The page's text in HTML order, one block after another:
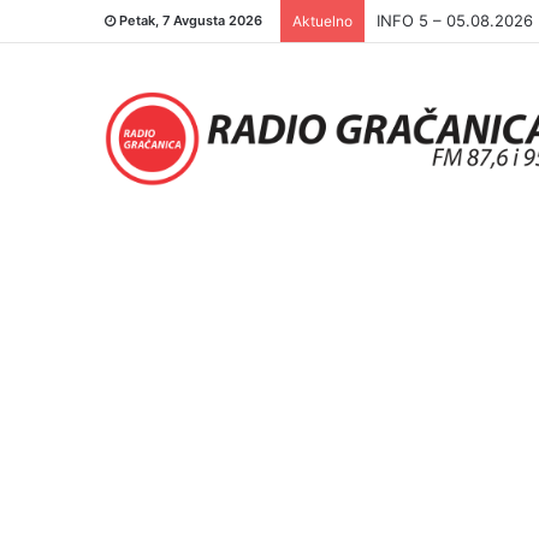
Petak, 7 Avgusta 2026 Aktuelno INFO 5 – 04.08.2026.